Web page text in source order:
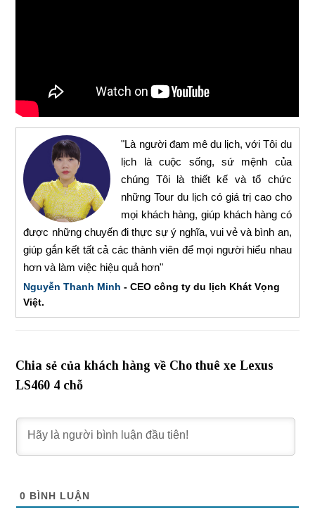
"Là người đam mê du lịch, với Tôi du
lịch là cuộc sống, sứ mệnh của
chúng Tôi là thiết kế và tổ chức
những Tour du lịch có giá trị cao cho
mọi khách hàng, giúp khách hàng có
được những chuyến đi thực sự ý nghĩa, vui vẻ và bình an,
giúp gắn kết tất cả các thành viên để mọi người hiểu nhau
hơn và làm việc hiệu quả hơn"
Nguyễn Thanh Minh - CEO công ty du lịch Khát Vọng
Việt.
Chia sẻ của khách hàng về Cho thuê xe Lexus
LS460 4 chỗ
0 BÌNH LUẬN